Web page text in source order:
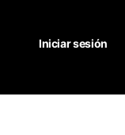
Iniciar sesión